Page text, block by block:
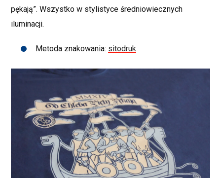
pękają”. Wszystko w stylistyce średniowiecznych
iluminacji.
Metoda znakowania: sitodruk